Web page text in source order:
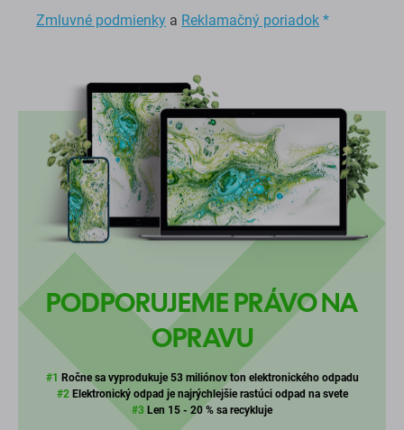
Zmluvné podmienky a Reklamačný poriadok *
PODPORUJEME PRÁVO NA
OPRAVU
#1 Ročne sa vyprodukuje 53 miliónov ton elektronického odpadu
#2Elektronický odpad je najrýchlejšie rastúci odpad na svete
#3 Len 15 - 20 % sa recykluje